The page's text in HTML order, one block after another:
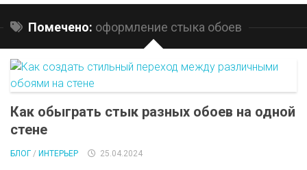
Помечено: оформление стыка обоев
Как обыграть стык разных обоев на одной
стене
БЛОГ / ИНТЕРЬЕР 25.04.2024